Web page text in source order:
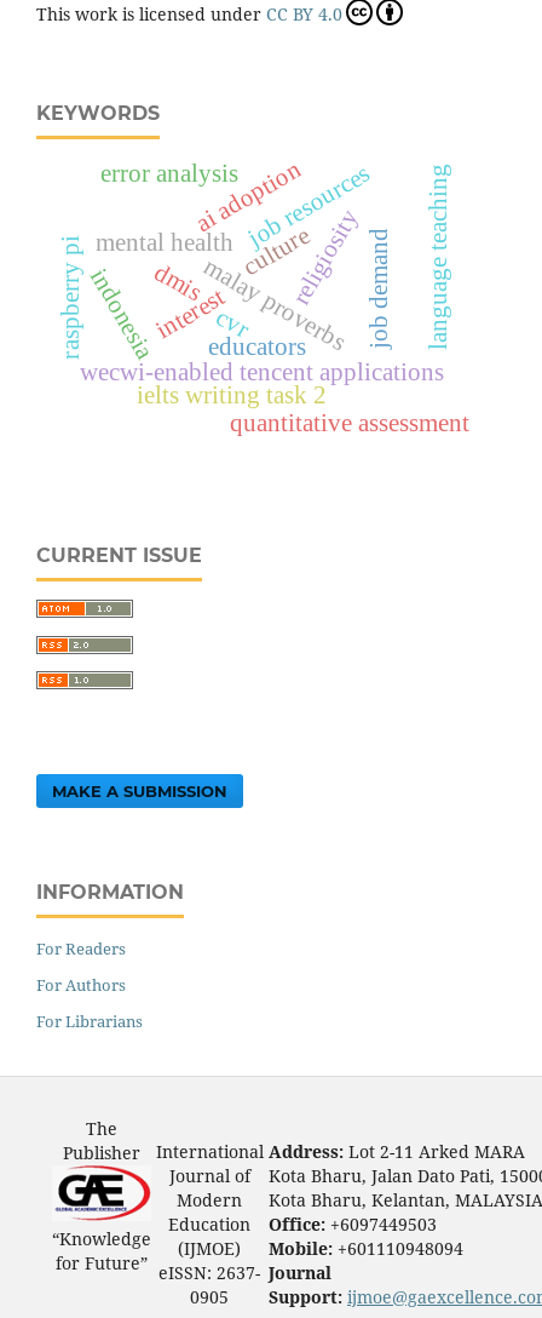
This work is licensed under CC BY 4.0
KEYWORDS
wecwi-enabled tencent applications
malay proverbs
mental health religiosityjob demand
job resources
ielts writing task 2
quantitative assessment
interest
raspberry pi
ai adoption
educators
culture
error analysis
indonesia language teaching
cvr
dmis
CURRENT ISSUE
MAKE A SUBMISSION
INFORMATION
For Readers
For Authors
For Librarians
The
Publisher
“Knowledge
for Future”
International
Journal of
Modern
Education
(IJMOE)
eISSN: 2637-
0905
Address: Lot 2-11 Arked MARA
Kota Bharu, Jalan Dato Pati,
Kota Bharu, Kelantan, MALAYSIA
Office: +6097449503
Mobile: +601110948094
Journal
Support: